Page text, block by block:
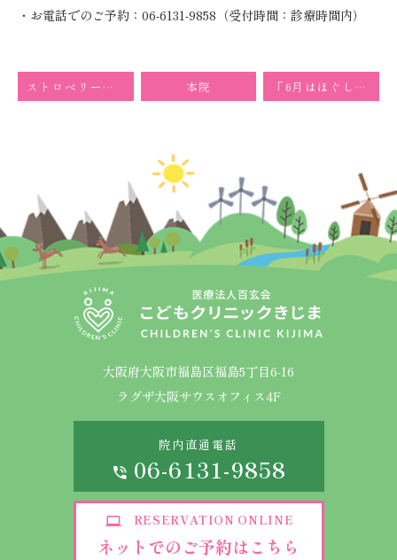
・お電話でのご予約：06-6131-9858（受付時間：診療時間内）
ストロベリームーンと梅雨の熱中症 本院 「6月はほぐしの季節」「7月新しい季節に向けて」
大阪府大阪市福島区福島5丁目6-16
ラグザ大阪サウスオフィス4F
院内直通電話
06-6131-9858
RESERVATION ONLINE
ネットでのご予約はこちら